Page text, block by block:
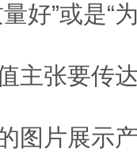
好”或是“
张要传达
片展示产